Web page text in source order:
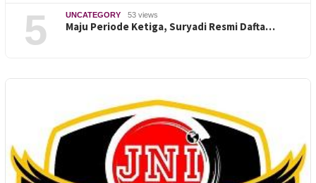
5 UNCATEGORY 53 views
Maju Periode Ketiga, Suryadi Resmi Dafta…